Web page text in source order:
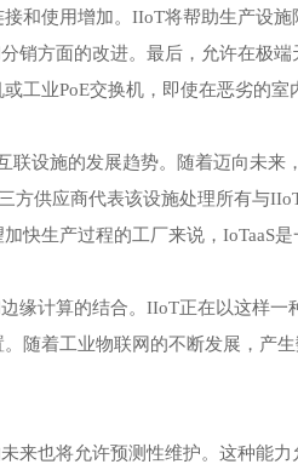
和使用增加。IIoT将帮助生产设
销方面的改进。最后，允许在极
工业PoE交换机，即使在恶劣的室
联设施的发展趋势。随着迈向未
方供应商代表该设施处理所有与
快生产过程的工厂来说，IoTaaS是
缘计算的结合。IIoT正在以这样
随着工业物联网的不断发展，产
来也将允许预测性维护。这种能